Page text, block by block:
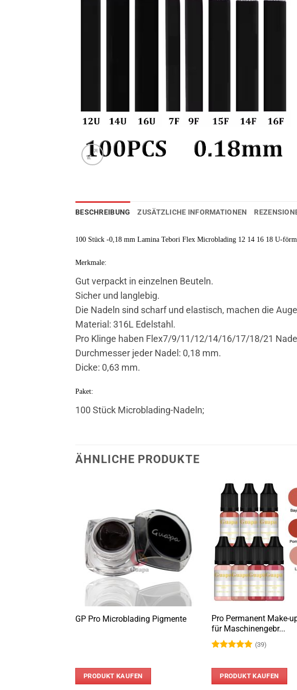
BESCHREIBUNG ZUSÄTZLICHE INFORMATIONEN
100 Stück -0,18 mm Lamina Tebori Flex Microblading 12 14 16 18 U-
Merkmale:
Gut verpackt in einzelnen Beuteln.
Sicher und langlebig.
Die Nadeln sind scharf und elastisch, machen die
Material: 316L Edelstahl.
Pro Klinge haben Flex7/9/11/12/14/16/17/18/21
Durchmesser jeder Nadel: 0,18 mm.
Dicke: 0,63 mm.
Paket:
100 Stück Microblading-Nadeln;
ÄHNLICHE PRODUKTE
GP Pro Microblading Pigmente
PRODUKT KAUFEN
Pro Permanent Make-
für Maschinengebr...
von 5
(39)
PRODUKT KAUFEN